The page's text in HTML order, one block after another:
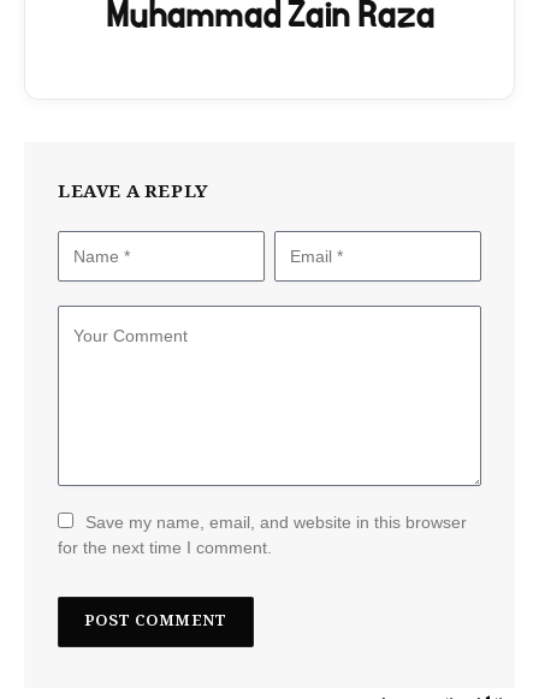
Muhammad Zain Raza
LEAVE A REPLY
Save my name, email, and website in this browser
for the next time I comment.